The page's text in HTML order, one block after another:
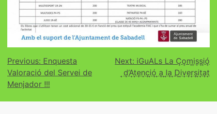
Previous: Enquesta
Valoració del Servei de
Menjador !!!
Next: iGuALs La C͎o͎m͎i͎s͎s͎i͎ó͎
͎d͎’A͎t͎e͎n͎c͎i͎ó͎ ͎a͎ ͎l͎a͎ ͎D͎i͎v͎e͎r͎s͎i͎t͎a͎t͎